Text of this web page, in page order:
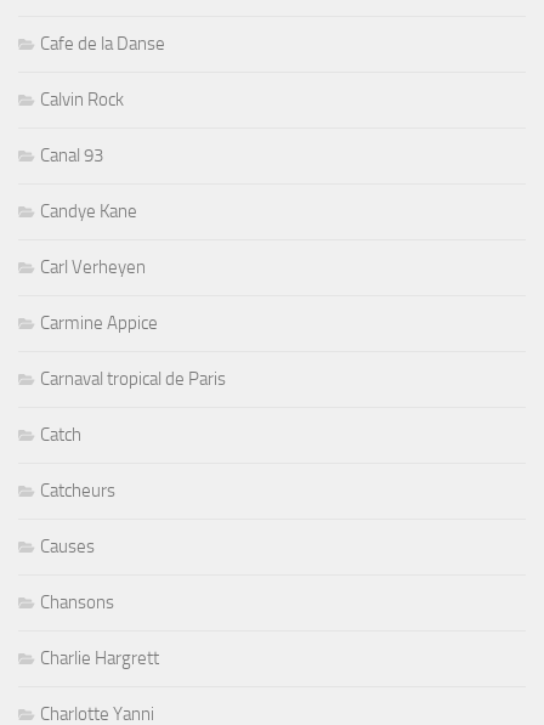
Cafe de la Danse
Calvin Rock
Canal 93
Candye Kane
Carl Verheyen
Carmine Appice
Carnaval tropical de Paris
Catch
Catcheurs
Causes
Chansons
Charlie Hargrett
Charlotte Yanni